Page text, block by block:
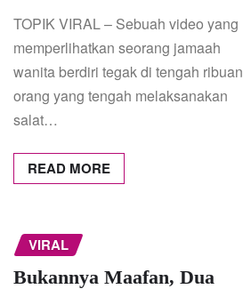
TOPIK VIRAL – Sebuah video yang
memperlihatkan seorang jamaah
wanita berdiri tegak di tengah ribuan
orang yang tengah melaksanakan
salat…
READ MORE
VIRAL
Bukannya Maafan, Dua